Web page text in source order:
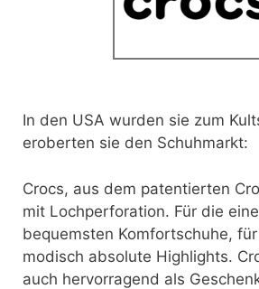
In den USA wurden sie zum
eroberten sie den Schuhmarkt:
Crocs, aus dem patentierten
mit Lochperforation. Für die
bequemsten Komfortschuhe,
modisch absolute Highlights.
auch hervorragend als